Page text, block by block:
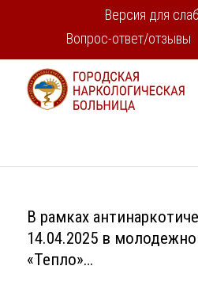
Версия для
Вопрос-ответ/отзывы
В рамках
14.04.2025 в
«Тепло»…